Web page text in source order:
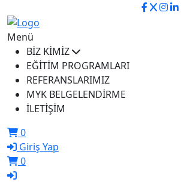
Menü
BİZ KİMİZ
EĞİTİM PROGRAMLARI
REFERANSLARIMIZ
MYK BELGELENDİRME
İLETİŞİM
0
Giriş Yap
0